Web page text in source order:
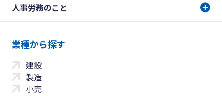
人事労務のこと
業種から探す
建設
製造
小売